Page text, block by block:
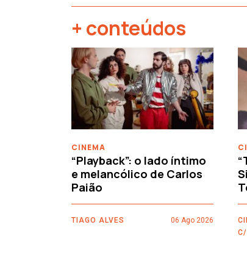
+ conteúdos
CINEMA
“Playback”: o lado íntimo
e melancólico de Carlos
Paião
TIAGO ALVES 06 Ago 2026
‹